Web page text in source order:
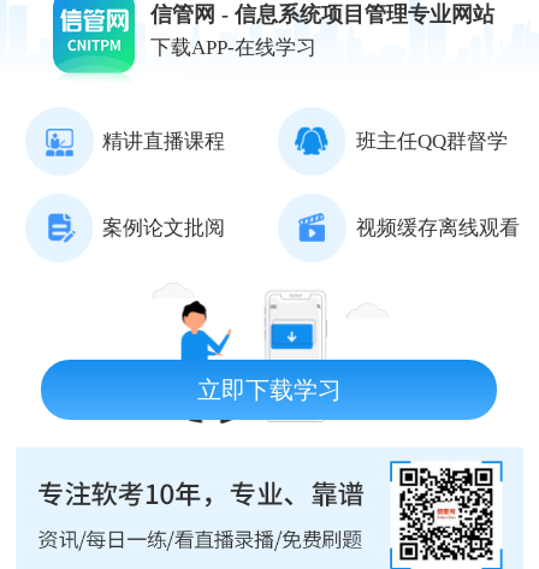
信管网 - 信息系统项目管理专业网站
下载APP-在线学习
精讲直播课程 班主任QQ群督学
案例论文批阅 视频缓存离线观看
立即下载学习